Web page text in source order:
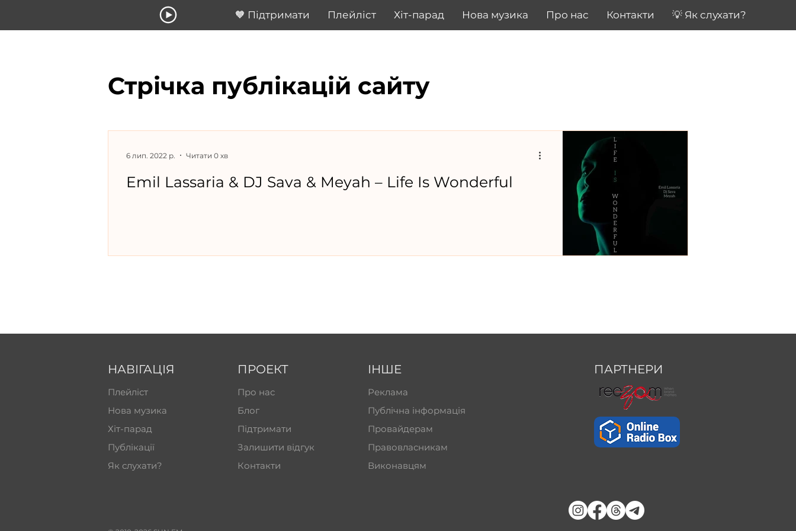
🧡 Підтримати Плейліст Хіт-парад Нова музика Про нас Контакти 💡 Як слухати?
Стрічка публікацій сайту
Emil Lassaria & DJ Sava & Meyah – Life Is Wonderful
6 лип. 2022 р. Читати 0 хв
НАВІГАЦІЯ
Плейліст
Нова музика
Хіт-парад
Публікації
Як слухати?
ПРОЕКТ
Про нас
Блог
Підтримати
Залишити відгук
Контакти
ІНШЕ
Реклама
Публічна інформація
Провайдерам
Правовласникам
Виконавцям
ПАРТНЕРИ